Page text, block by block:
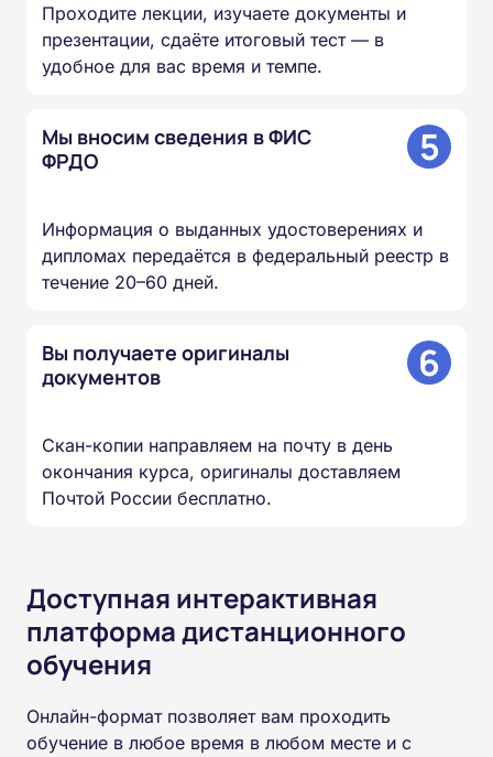
Проходите лекции, изучаете документы и
презентации, сдаёте итоговый тест — в
удобное для вас время и темпе.
Мы вносим сведения в ФИС
ФРДО
5
Информация о выданных удостоверениях и
дипломах передаётся в федеральный реестр в
течение 20–60 дней.
Вы получаете оригиналы
документов
6
Скан-копии направляем на почту в день
окончания курса, оригиналы доставляем
Почтой России бесплатно.
Доступная интерактивная
платформа дистанционного
обучения
Онлайн-формат позволяет вам проходить
обучение в любое время в любом месте и с